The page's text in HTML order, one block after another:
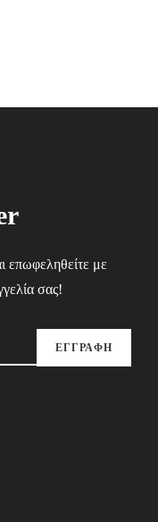
επωφεληθείτε με
σας!
ΕΓΓΡΑΦΗ